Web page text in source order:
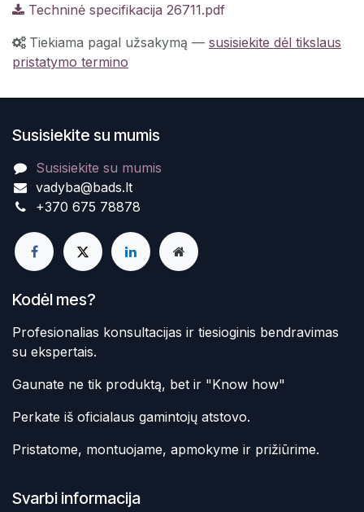
Techninė specifikacija 26711.pdf
Tiekiama pagal užsakymą — susisiekite dėl tikslaus
pristatymo termino
Susisiekite su mumis
Susisiekite su mumis
vadyba@bads.lt
+370 675 78878
Kodėl mes?
Profesionalias konsultacijas ir tiesioginis bendravimas
su ekspertais.
Gaunate ne tik produktą, bet ir "Know how"
Perkate iš oficialaus gamintojų atstovo.
Pristatome, montuojame, apmokyme ir prižiūrime.
Svarbi informacija